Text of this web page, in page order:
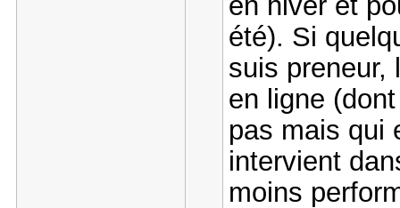
été). Si
suis preneur,
en ligne
pas mais qui
intervient
moins